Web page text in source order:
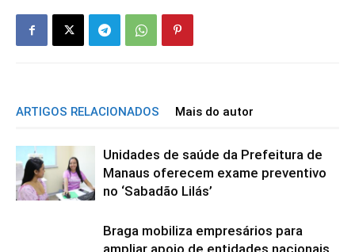
ARTIGOS RELACIONADOS Mais do autor
Unidades de saúde da Prefeitura de
Manaus oferecem exame preventivo
no ‘Sabadão Lilás’
Braga mobiliza empresários para
ampliar apoio de entidades nacionais